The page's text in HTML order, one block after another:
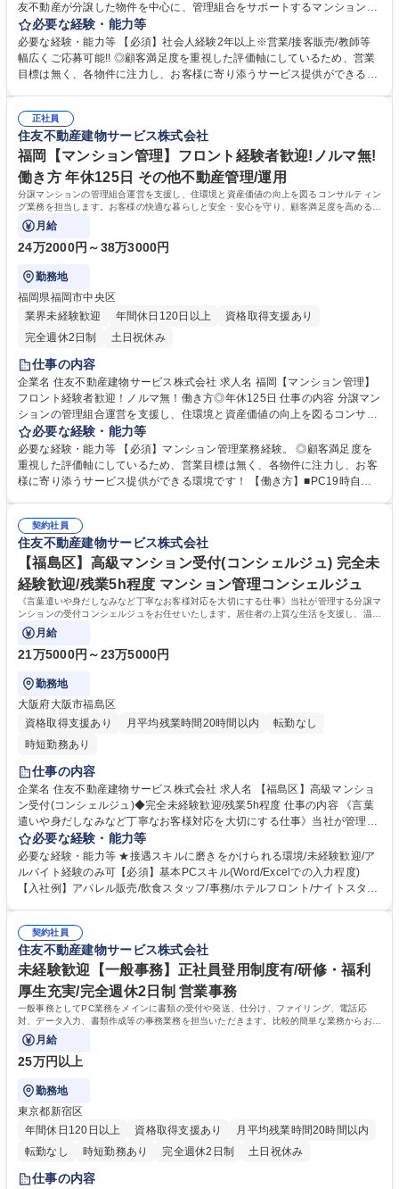
友不動産が分譲した物件を中心に、管理組合をサポートするマンション管
理コンサルタント（フロント）をご担当いただきます。お客様の快適な暮
らしと安全・安心を守り、顧客満足度を高めることがミッションです。
【具体的には】■管理組合の定期的な集会（総会・理事会）進行サポー
ト、資料作成、資金管理等■共有施設の管理方法、駐車場運営、防犯対
業の際は上司に申請)を導入。 ■時差出勤制度・半休制度の利用が可能。
募集職種 仙台【マンション管理組合の運営サポート・企画提案】未経験で
も安心の育成計画
必要な経験・能力等
必要な経験・能力等 【必須】社会人経験2年以上※営業/接客販売/教師等
幅広くご応募可能!! ◎顧客満足度を重視した評価軸にしているため、営業
目標は無く、各物件に注力し、お客様に寄り添うサービス提供ができる環
識・社内専用システムの使い方等、座学研修がございます。導入研修後、
ご経験を鑑み、それぞれの育成プランを上長が作成いたします。各部門で
の先輩社員、上司からのOJT教育を通じて、丁寧に研修いたします。未経
験方も安心して働くことができる環境が整備されています！ 学歴・資格
学歴：大学院 大学 高専 短大 専修学校 高校 語学力： 資格：
正社員
住友不動産建物サービス株式会社
福岡【マンション管理】フロント経験者歓迎!ノルマ無!
働き方 年休125日 その他不動産管理/運用
分譲マンションの管理組合運営を支援し、住環境と資産価値の向上を図るコンサルティン
グ業務を担当します。お客様の快適な暮らしと安全・安心を守り、顧客満足度を高めるこ
とが唯一最大のミッションです。
月給
24万2000円～38万3000円
勤務地
福岡県福岡市中央区
業界未経験歓迎
年間休日120日以上
資格取得支援あり
完全週休2日制
土日祝休み
仕事の内容
企業名 住友不動産建物サービス株式会社 求人名 福岡【マンション管理】
フロント経験者歓迎！ノルマ無！働き方◎年休125日 仕事の内容 分譲マン
ションの管理組合運営を支援し、住環境と資産価値の向上を図るコンサル
ティング業務を担当します。お客様の快適な暮らしと安全・安心を守り、
顧客満足度を高めることが唯一最大のミッションです。 ・座学など）を経
て、徐々に担当物件数を増やします。【業務詳細】■管理組合の定期的な
集会（総会・理事会）進行サポート、資料作成、資金管理等■共有施設の
ン】お客様の快適な暮らしと安全・安心を守り、顧客満足度を高めること
です。 募集職種 福岡【マンション管理】フロント経験者歓迎！ノルマ
無！働き方◎年休125日
必要な経験・能力等
必要な経験・能力等 【必須】マンション管理業務経験。 ◎顧客満足度を
重視した評価軸にしているため、営業目標は無く、各物件に注力し、お客
様に寄り添うサービス提供ができる環境です！ 【働き方】■PC19時自動
残業時間は約30時間です。■時差出勤制度・半休制度あり。 【キャリアイ
メージ】フロント(メンバークラス)→主任フロント(係長クラス)→所長代
理(課長クラス)→事業所長(部長クラス) 学歴・資格 学歴：大学院 大学 高
専 短大 専修学校 高校 語学力： 資格：第一種運転免許普通自動車 管理業
務主任者
契約社員
住友不動産建物サービス株式会社
【福島区】高級マンション受付(コンシェルジュ) 完全未
経験歓迎/残業5h程度 マンション管理コンシェルジュ
《言葉遣いや身だしなみなど丁寧なお客様対応を大切にする仕事》当社が管理する分譲マ
ンションの受付コンシェルジュをお任せいたします。居住者の上質な生活を支援し、温か
いサービス提供を担当頂きます。
月給
21万5000円～23万5000円
勤務地
大阪府大阪市福島区
資格取得支援あり
月平均残業時間20時間以内
転勤なし
時短勤務あり
仕事の内容
企業名 住友不動産建物サービス株式会社 求人名 【福島区】高級マンショ
ン受付(コンシェルジュ)◆完全未経験歓迎/残業5h程度 仕事の内容 《言葉
遣いや身だしなみなど丁寧なお客様対応を大切にする仕事》当社が管理す
る分譲マンションの受付コンシェルジュをお任せいたします。居住者の上
質な生活を支援し、温かいサービス提供を担当頂きます。 【受付業務】
(1)取次サービス:クリーニング/宅配便(2)セクレタリーサービス:共用施設
予約/タクシー手配/物品販売/クローク等(3)業者紹介サービス:リフォーム/
出状況の管理(3)データ入力:お客様の問い合わせ内容の入力★制服あり※
年間休日114日(2025年度/当勤務地の場合) 募集職種 【福島区】高級マン
ション受付(コンシェルジュ)◆完全未経験歓迎/残業5h程度
必要な経験・能力等
必要な経験・能力等 ★接遇スキルに磨きをかけられる環境/未経験歓迎/ア
ルバイト経験のみ可【必須】基本PCスキル(Word/Excelでの入力程度)
【入社例】アパレル販売/飲食スタッフ/事務/ホテルフロント/ナイトスタッ
験でも安心して業務に取り組んでいただけます。 【働く環境】■配属マン
ション駅近率91%■残業時間1分単位100%支給■残業平均時間3時間/月
【育休産休】産前産後休暇・育児休暇取得率100%！現在3名の方が育休産
休中。復帰後は内勤系業務も応相談です。 学歴・資格 学歴：大学院 大学
高専 短大 専修学校 高校 語学力： 資格：
契約社員
住友不動産建物サービス株式会社
未経験歓迎【一般事務】正社員登用制度有/研修・福利
厚生充実/完全週休2日制 営業事務
一般事務としてPC業務をメインに書類の受付や発送、仕分け、ファイリング、電話応
対、データ入力、書類作成等の事務業務を担当いただきます。比較的簡単な業務からお任
せし、徐々に業務の幅を広げていきます。
月給
25万円以上
勤務地
東京都新宿区
年間休日120日以上
資格取得支援あり
月平均残業時間20時間以内
転勤なし
時短勤務あり 完全週休2日制 土日祝休み
仕事の内容